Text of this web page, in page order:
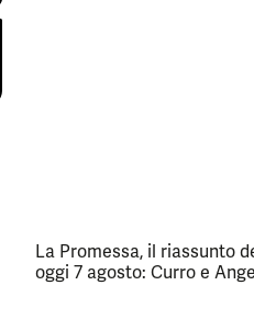
La Promessa, il riassunto
oggi 7 agosto: Curro e